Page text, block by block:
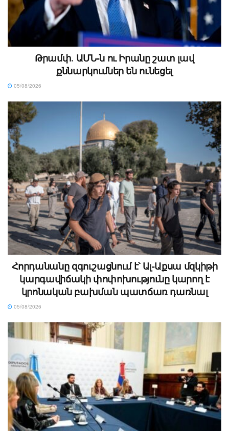
Թրամփ․ ԱՄՆ-ն ու Իրանը շատ լավ
քննարկումներ են ունեցել
05/08/2026
Հորդանանը զգուշացնում է՝ Ալ-Աքսա մզկիթի
կարգավիճակի փոփոխությունը կարող է
կրոնական բախման պատճառ դառնալ
05/08/2026